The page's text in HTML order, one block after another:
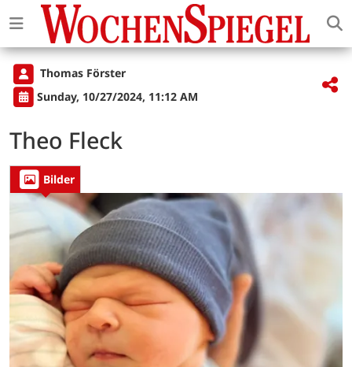
Thomas Förster
Sunday, 10/27/2024, 11:12 AM
Theo Fleck
Bilder